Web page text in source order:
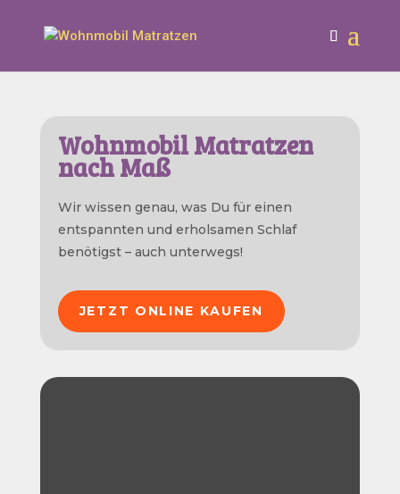
Wohnmobil Matratzen
nachMaß
Wir wissen genau, was Du für einen
entspannten und erholsamen Schlaf
benötigst – auch unterwegs!
JETZT ONLINE KAUFEN